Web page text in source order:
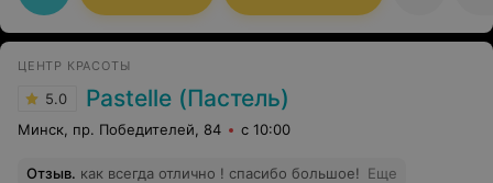
ЦЕНТР КРАСОТЫ
5.0 Pastelle (Пастель)
Минск, пр. Победителей, 84 с 10:00
Отзыв. как всегда отлично ! спасибо большое! Еще